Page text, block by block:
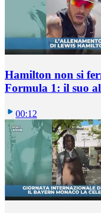
Hamilton non si
Formula 1: il suo
00:12